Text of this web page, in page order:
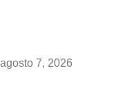
agosto 7, 2026